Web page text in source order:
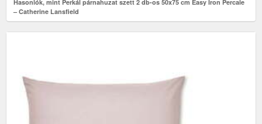
Hasonlók, mint Perkál párnahuzat szett 2 db-os 50x75 cm Easy Iron Percale
– Catherine Lansfield